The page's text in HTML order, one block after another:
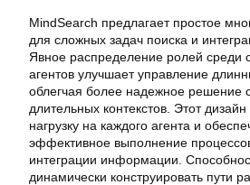
MindSearch предлагает простое
для сложных задач поиска и
Явное распределение ролей среди
агентов улучшает управление
облегчая более надежное решение
длительных контекстов. Этот
нагрузку на каждого агента и
эффективное выполнение
интеграции информации.
динамически конструировать пути